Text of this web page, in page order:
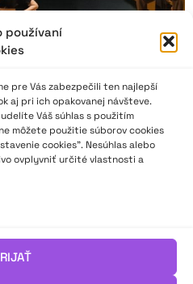
používaní
pre Vás zabezpečili ten najlepší
aj pri ich opakovanej návšteve.
Váš súhlas s použitím
môžete použitie súborov cookies
cookies". Nesúhlas alebo
ovplyvniť určité vlastnosti a
čas v drámach
materiálu
vedomé uväznenie v
len témou, ale generuje
čiže v paralelizme časových
situácií v rozličných
prítomnosti stavaný